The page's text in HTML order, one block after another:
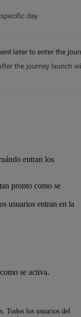
entran los
pronto como se
usuarios entran en la
se activa.
Todos los usuarios del